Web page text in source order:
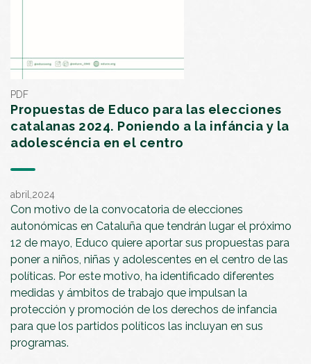
PDF
Propuestas de Educo para las elecciones
catalanas 2024. Poniendo a la infáncia y la
adolescéncia en el centro
abril,2024
Con motivo de la convocatoria de elecciones
autonómicas en Cataluña que tendrán lugar el próximo
12 de mayo, Educo quiere aportar sus propuestas para
poner a niños, niñas y adolescentes en el centro de las
políticas. Por este motivo, ha identificado diferentes
medidas y ámbitos de trabajo que impulsan la
protección y promoción de los derechos de infancia
para que los partidos políticos las incluyan en sus
programas.